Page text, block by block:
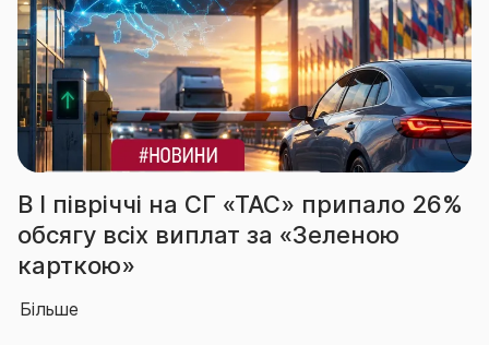
СГ «ТАС» припало 26%
за «Зеленою
За
вчергове